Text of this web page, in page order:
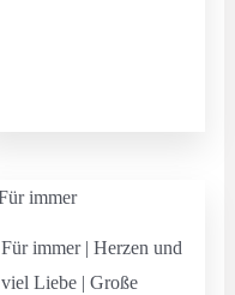
Für immer | Herzen und
viel Liebe | Große